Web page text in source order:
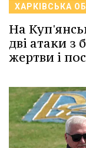
ХАРКІВСЬКА
На
дві атаки з
жертви і